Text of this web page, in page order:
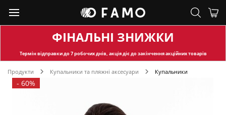
ФІНАЛЬНІ ЗНИЖКИ
Термін відправкидо 7 робочих днів, акція діє до закінчення акційних товарів
Продукти Купальники та пляжні аксесуари Купальники
- 60%